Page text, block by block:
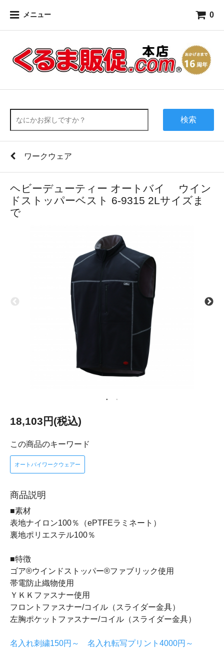
メニュー 0
検索
ワークウェア
ヘビーデューティー オートバイ ウイン
ドストッパーベスト 6-9315 2Lサイズま
で
18,103円(税込)
この商品のキーワード
オートバイワークウェアー
商品説明
■素材
表地ナイロン100％（ePTFEラミネート）
裏地ポリエステル100％
■特徴
ゴア®ウインドストッパー®ファブリック使用
帯電防止織物使用
ＹＫＫファスナー使用
フロントファスナー/コイル（スライダー金具）
左胸ポケットファスナー/コイル（スライダー金具）
名入れ刺繍150円～ 名入れ転写プリント4000円～